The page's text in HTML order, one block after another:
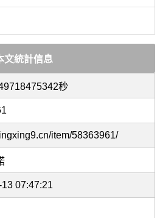
文統計信息
秒
item/58363961/
07:47:21